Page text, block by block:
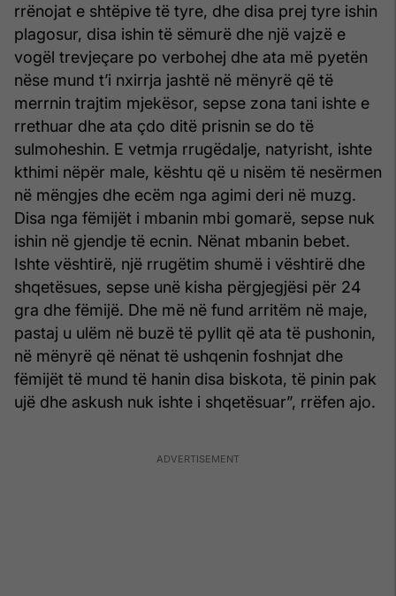
rrënojat e shtëpive të tyre, dhe disa prej tyre ishin
plagosur, disa ishin të sëmurë dhe një vajzë e
vogël trevjeçare po verbohej dhe ata më pyetën
nëse mund t’i nxirrja jashtë në mënyrë që të
merrnin trajtim mjekësor, sepse zona tani ishte e
rrethuar dhe ata çdo ditë prisnin se do të
sulmoheshin. E vetmja rrugëdalje, natyrisht, ishte
kthimi nëpër male, kështu që u nisëm të nesërmen
në mëngjes dhe ecëm nga agimi deri në muzg.
Disa nga fëmijët i mbanin mbi gomarë, sepse nuk
ishin në gjendje të ecnin. Nënat mbanin bebet.
Ishte vështirë, një rrugëtim shumë i vështirë dhe
shqetësues, sepse unë kisha përgjegjësi për 24
gra dhe fëmijë. Dhe më në fund arritëm në maje,
pastaj u ulëm në buzë të pyllit që ata të pushonin,
në mënyrë që nënat të ushqenin foshnjat dhe
fëmijët të mund të hanin disa biskota, të pinin pak
ujë dhe askush nuk ishte i shqetësuar”, rrëfen ajo.